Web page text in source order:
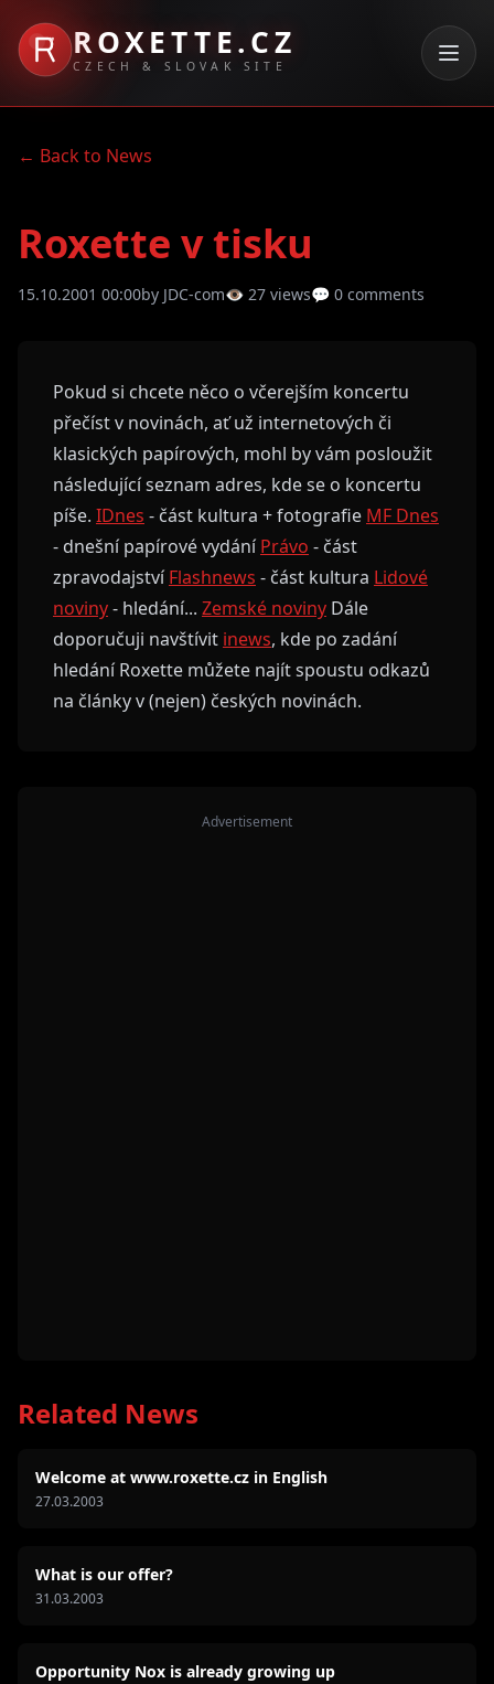
ROXETTE.CZ
CZECH & SLOVAK SITE
← Back to News
Roxette v tisku
15.10.2001 00:00by JDC-com👁 27 views💬 0 comments
Pokud si chcete něco o včerejším koncertu
přečíst v novinách, ať už internetových či
klasických papírových, mohl by vám posloužit
následující seznam adres, kde se o koncertu
píše. IDnes - část kultura + fotografie MF Dnes
- dnešní papírové vydáníPrávo - část
zpravodajstvíFlashnews - část kultura Lidové
noviny- hledání... Zemské noviny Dále
doporučuji navštívit inews, kde po zadání
hledání Roxette můžete najít spoustu odkazů
na články v (nejen) českých novinách.
Advertisement
Related News
Welcome at www.roxette.cz in English
27.03.2003
What is our offer?
31.03.2003
Opportunity Nox is already growing up